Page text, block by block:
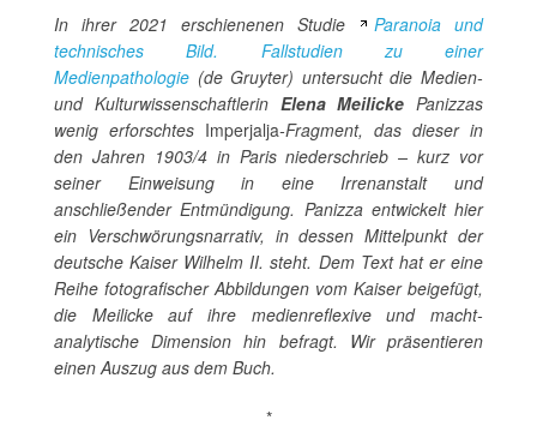
In ihrer 2021 erschienenen Studie
Paranoia und
technisches Bild. Fallstudien zu einer
Medienpathologie (de Gruyter) untersucht die Medien-
und Kulturwissenschaftlerin Elena Meilicke Panizzas
wenig erforschtes Imperjalja-Fragment, das dieser in
den Jahren 1903/4 in Paris niederschrieb – kurz vor
seiner Einweisung in eine Irrenanstalt und
anschließender Entmündigung. Panizza entwickelt hier
ein Verschwörungsnarrativ, in dessen Mittelpunkt der
deutsche Kaiser Wilhelm II. steht. Dem Text hat er eine
Reihe fotografischer Abbildungen vom Kaiser beigefügt,
die Meilicke auf ihre medienreflexive und macht-
analytische Dimension hin befragt. Wir präsentieren
einen Auszug aus dem Buch.
*